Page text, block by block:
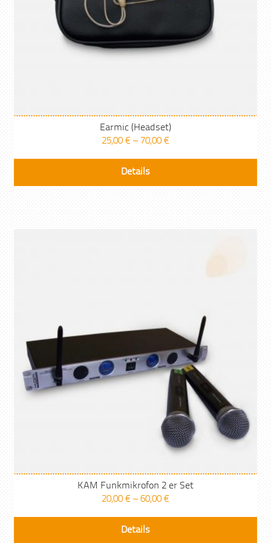
Earmic (Headset)
25,00 € – 70,00 €
Details
Die
auf
der
KAM Funkmikrofon 2 er Set
20,00 € – 60,00 €
Details